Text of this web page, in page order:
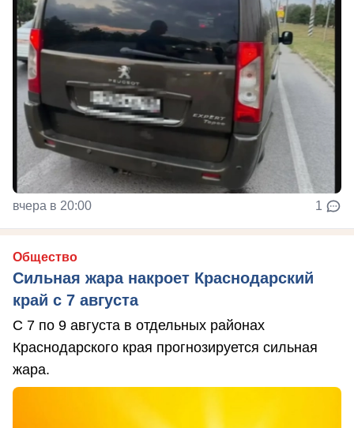
вчера в 20:00 1
Общество
Сильная жара накроет Краснодарский
край с 7 августа
С 7 по 9 августа в отдельных районах
Краснодарского края прогнозируется сильная
жара.